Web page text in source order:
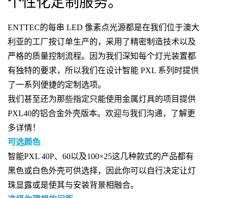
ENTTEC的每串 LED 像素点光源都是在我们位于澳大
利亚的工厂按订单生产的，采用了精密制造技术以及
严格的质量控制流程。因为我们深知每个灯光装置都
有独特的要求，所以我们在设计智能 PXL 系列时提供
了一系列便捷的定制选项。
我们甚至还为那些指定只能使用金属灯具的项目提供
PXL40的铝合金外壳版本。欢迎与我们沟通，了解更
多详情！
可选颜色
智能PXL 40P、60以及100×25这几种款式的产品都有
黑色或白色外壳可供选择，因此你可以自行决定让灯
珠显露或是使其与安装背景相融合。